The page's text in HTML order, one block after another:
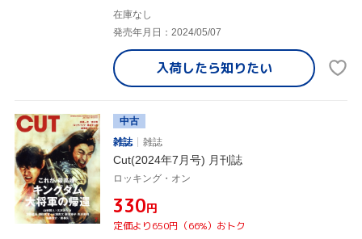
在庫なし
発売年月日：2024/05/07
入荷したら知りたい
中古
雑誌
雑誌
Cut(2024年7月号) 月刊誌
ロッキング・オン
¥330円
定価より650円（66%）おトク